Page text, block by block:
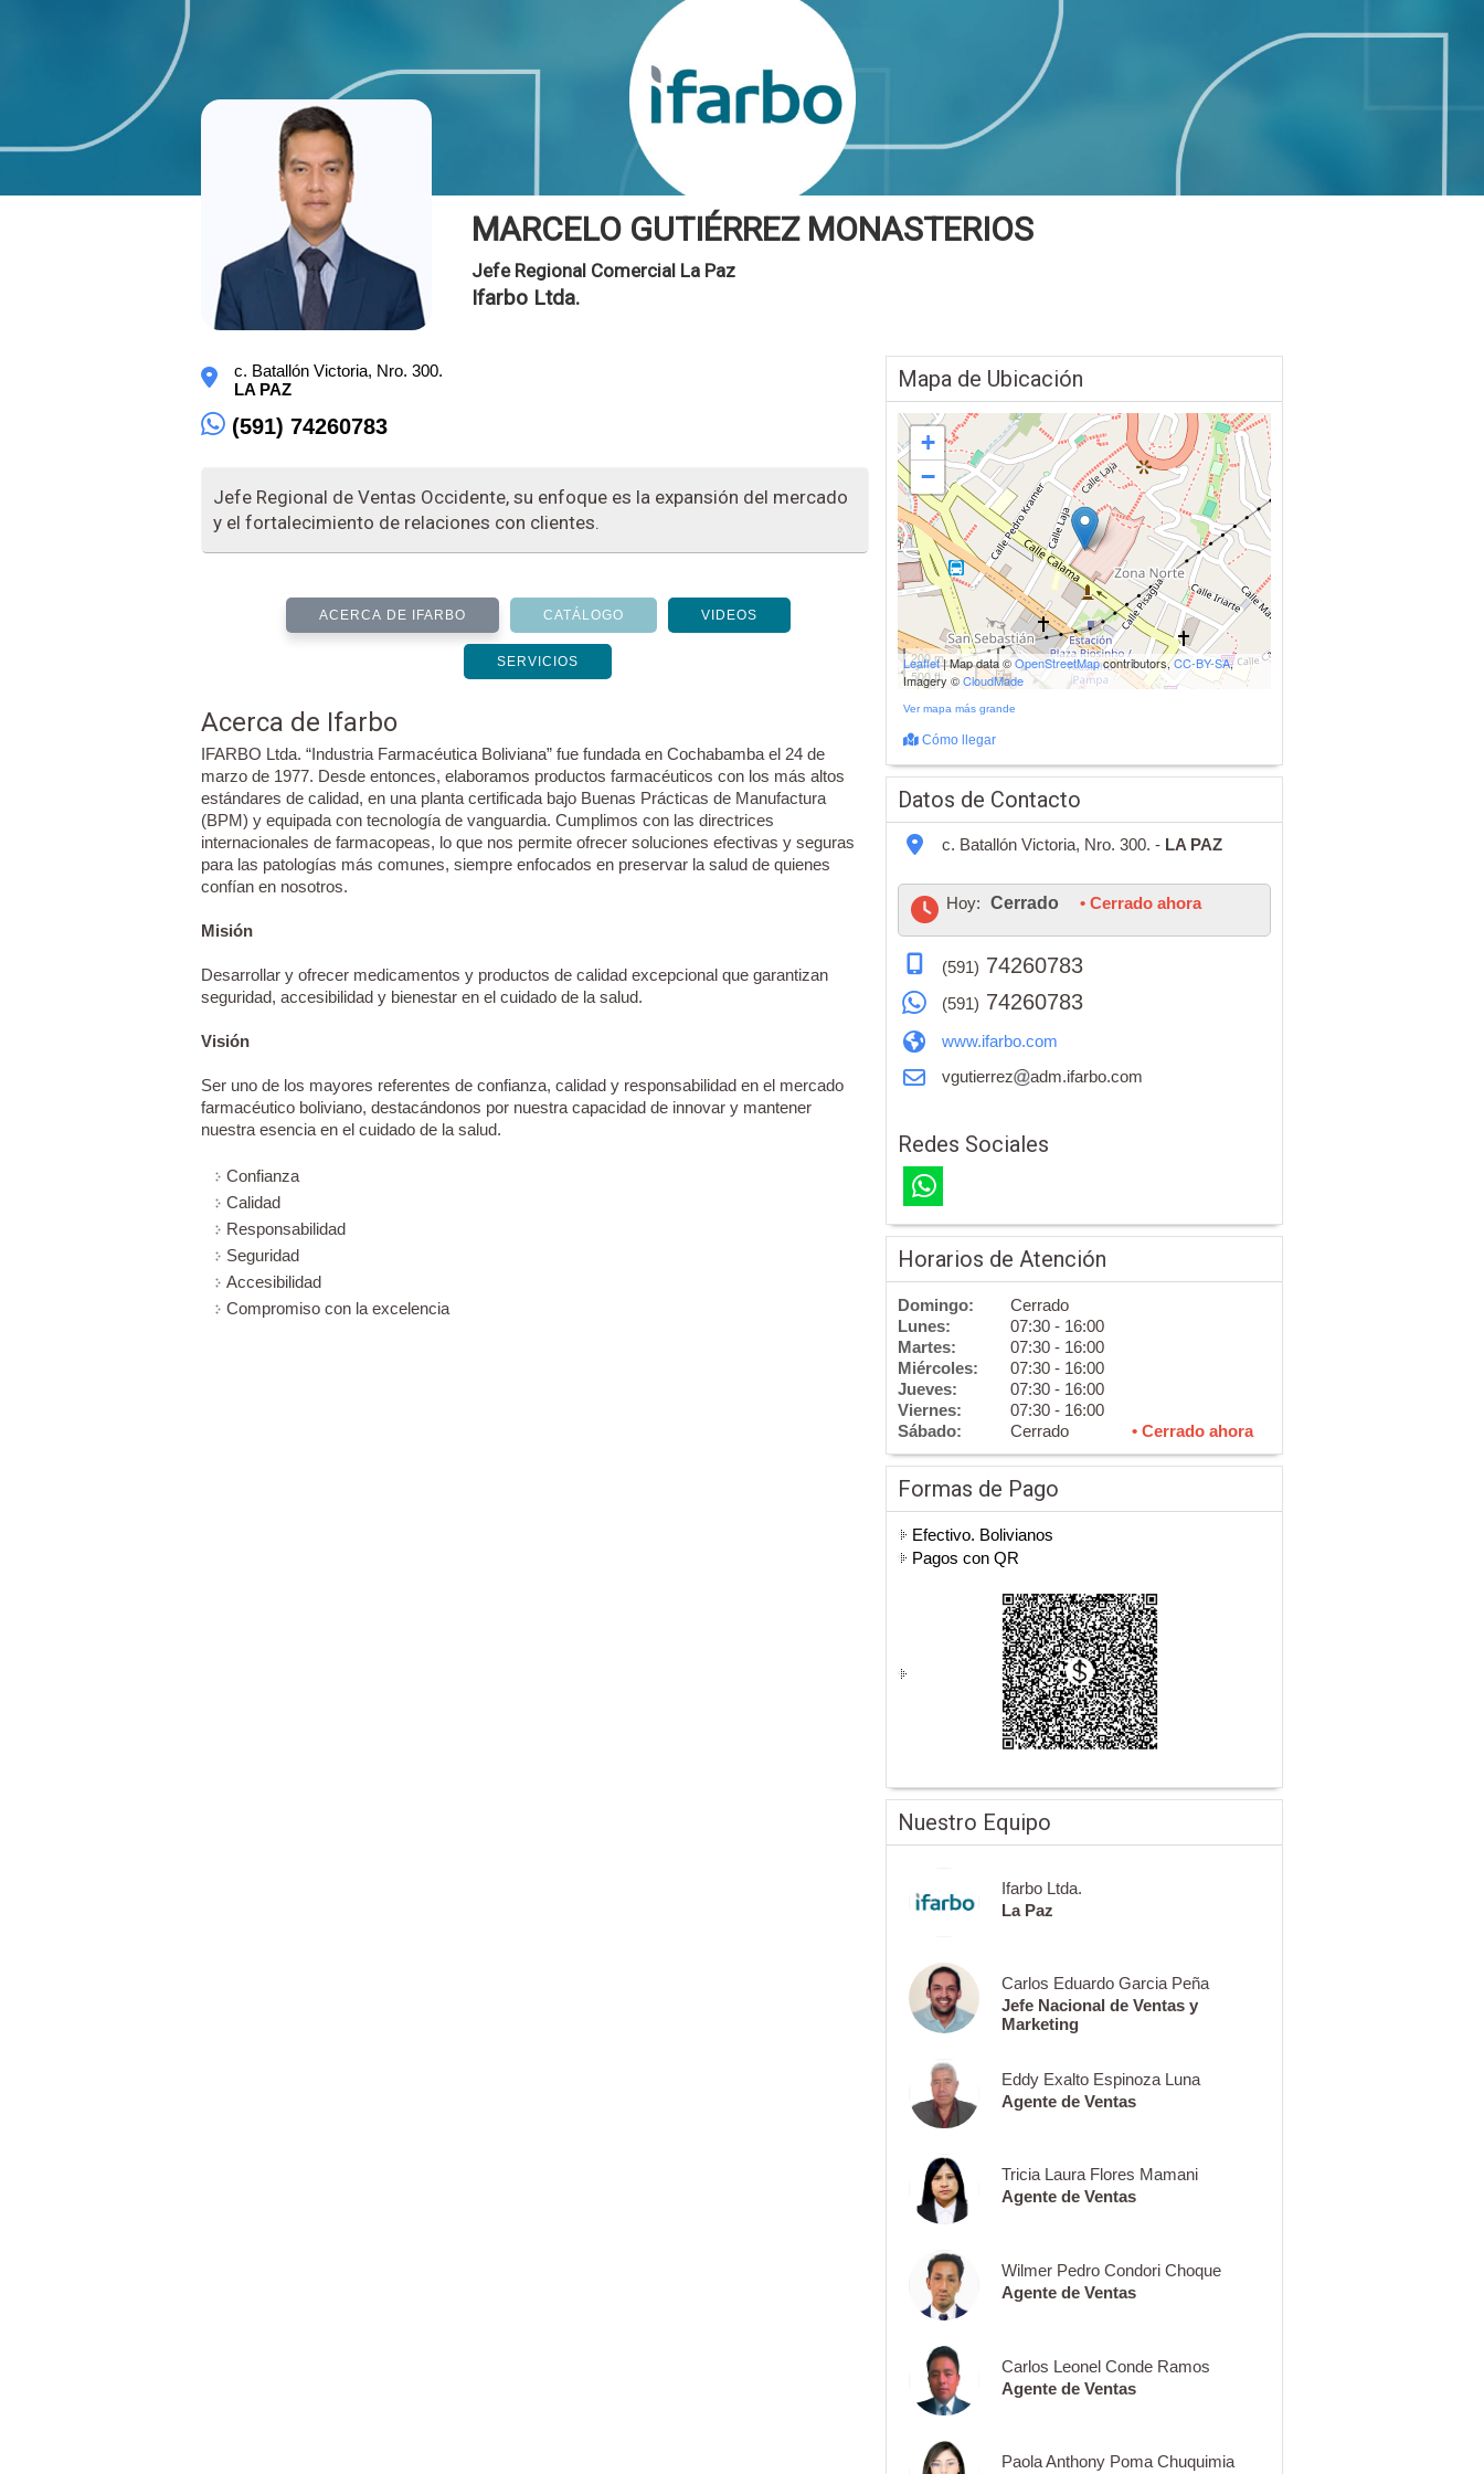
MARCELO GUTIÉRREZ MONASTERIOS
Jefe Regional Comercial La Paz
Ifarbo Ltda.
c. Batallón Victoria, Nro. 300.
LA PAZ
(591) 74260783
Jefe Regional de Ventas Occidente, su enfoque es la expansión del mercado
y el fortalecimiento de relaciones con clientes.
ACERCA DE IFARBO CATÁLOGO VIDEOS
SERVICIOS
Acerca de Ifarbo
IFARBO Ltda. “Industria Farmacéutica Boliviana” fue fundada en Cochabamba el 24 de
marzo de 1977. Desde entonces, elaboramos productos farmacéuticos con los más altos
estándares de calidad, en una planta certificada bajo Buenas Prácticas de Manufactura
(BPM) y equipada con tecnología de vanguardia. Cumplimos con las directrices
internacionales de farmacopeas, lo que nos permite ofrecer soluciones efectivas y seguras
para las patologías más comunes, siempre enfocados en preservar la salud de quienes
confían en nosotros.
Misión
Desarrollar y ofrecer medicamentos y productos de calidad excepcional que garantizan
seguridad, accesibilidad y bienestar en el cuidado de la salud.
Visión
Ser uno de los mayores referentes de confianza, calidad y responsabilidad en el mercado
farmacéutico boliviano, destacándonos por nuestra capacidad de innovar y mantener
nuestra esencia en el cuidado de la salud.
Confianza
Calidad
Responsabilidad
Seguridad
Accesibilidad
Compromiso con la excelencia
Mapa de Ubicación
+
−
200 m
500 ft
Leaflet| Map data ©OpenStreetMapcontributors,CC-BY-SA,
Imagery ©CloudMade
Ver mapa más grande
Cómo llegar
Datos de Contacto
c. Batallón Victoria, Nro. 300. - LA PAZ
Hoy: Cerrado • Cerrado ahora
(591) 74260783
(591) 74260783
www.ifarbo.com
vgutierrez
adm.ifarbo.com
Redes Sociales
Horarios de Atención
Domingo:
Cerrado
Lunes:
07:30 - 16:00
Martes:
07:30 - 16:00
Miércoles:
07:30 - 16:00
Jueves:
07:30 - 16:00
Viernes:
07:30 - 16:00
Sábado:
Cerrado • Cerrado ahora
Formas de Pago
Efectivo. Bolivianos
Pagos con QR
Nuestro Equipo
Ifarbo Ltda.
La Paz
Carlos Eduardo Garcia Peña
Jefe Nacional de Ventas y
Marketing
Eddy Exalto Espinoza Luna
Agente de Ventas
Tricia Laura Flores Mamani
Agente de Ventas
Wilmer Pedro Condori Choque
Agente de Ventas
Carlos Leonel Conde Ramos
Agente de Ventas
Paola Anthony Poma Chuquimia